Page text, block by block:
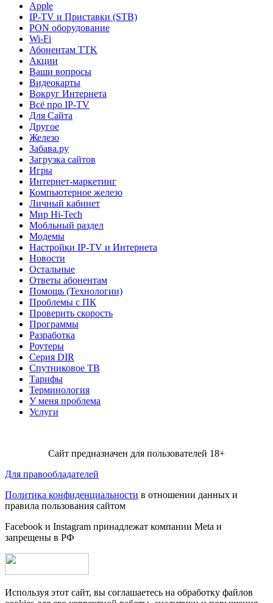
Apple
IP-TV и Приставки (STB)
PON оборудование
Wi-Fi
Абонентам TTK
Акции
Ваши вопросы
Видеокарты
Вокруг Интернета
Всё про IP-TV
Для Сайта
Другое
Железо
Забава.ру
Загрузка сайтов
Игры
Интернет-маркетинг
Компьютерное железо
Личный кабинет
Мир Hi-Tech
Мобльный раздел
Модемы
Настройки IP-TV и Интернета
Новости
Остальные
Ответы абонентам
Помощь (Технологии)
Проблемы с ПК
Проверить скорость
Программы
Разработка
Роутеры
Серия DIR
Спутниковое ТВ
Тарифы
Терминология
У меня проблема
Услуги
Сайт предназначен для пользователей 18+
Для правообладателей
Политика конфиденциальности в отношении данных и
правила пользования сайтом
Facebook и Instagram принадлежат компании Metа и
запрещены в РФ
Используя этот сайт, вы соглашаетесь на обработку файлов